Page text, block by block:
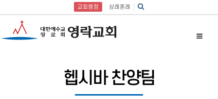
교회행정 상례혼례
헵시바 찬양팀